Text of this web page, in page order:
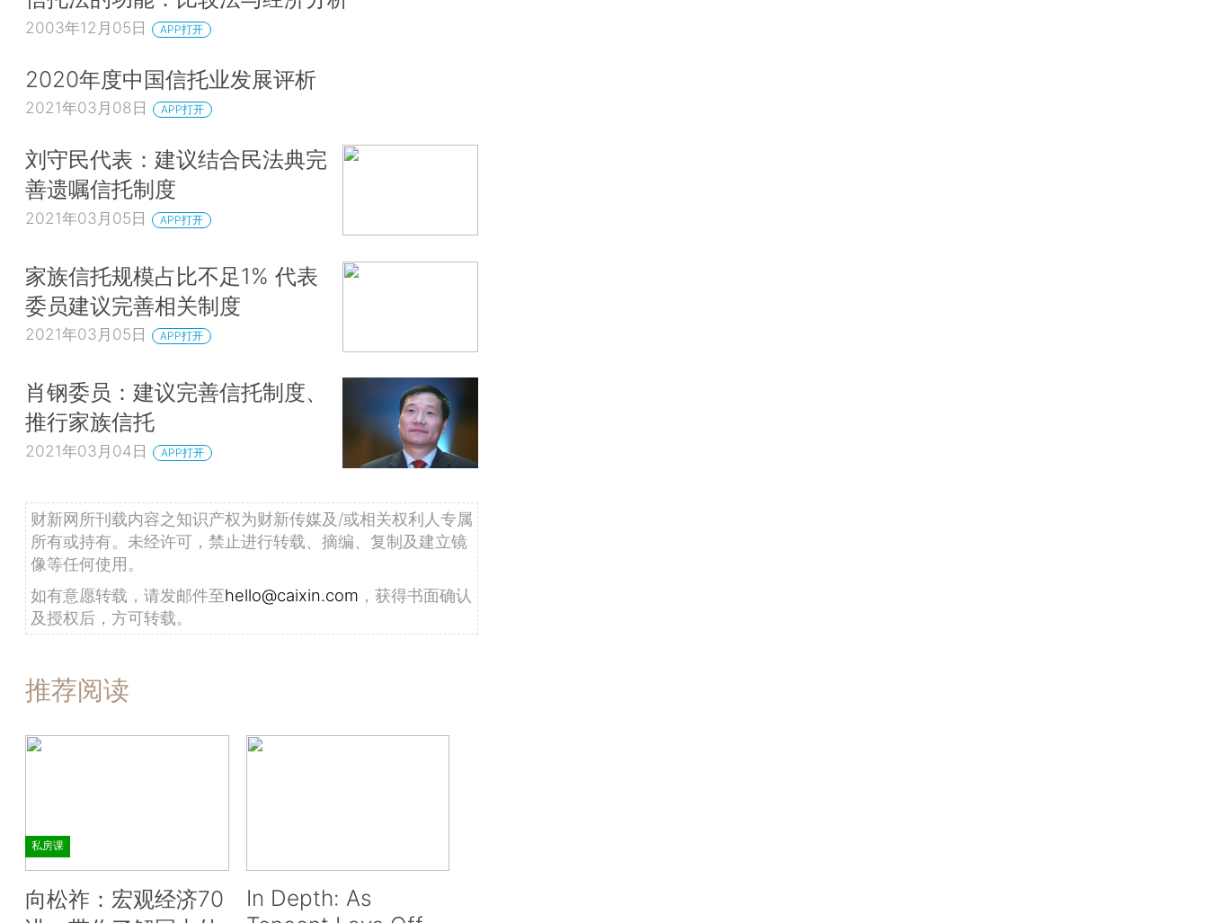
2003年12月05日 APP打开
2020年度中国信托业发展评析
2021年03月08日 APP打开
刘守民代表：建议结合民法典完
善遗嘱信托制度
2021年03月05日 APP打开
家族信托规模占比不足1% 代表
委员建议完善相关制度
2021年03月05日 APP打开
肖钢委员：建议完善信托制度、
推行家族信托
2021年03月04日 APP打开
财新网所刊载内容之知识产权为财新传媒及/或相关权利人专属
所有或持有。未经许可，禁止进行转载、摘编、复制及建立镜
像等任何使用。
如有意愿转载，请发邮件至hello@caixin.com ，获得书面确认
及授权后，方可转载。
推荐阅读
私房课
向松祚：宏观经济70
In Depth: As